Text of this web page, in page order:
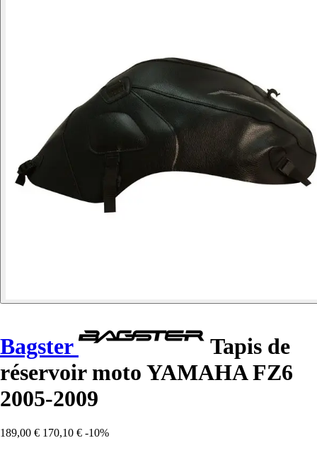
Bagster
Tapis de
réservoir moto YAMAHA FZ6
2005-2009
189,00 € 170,10 € -10%